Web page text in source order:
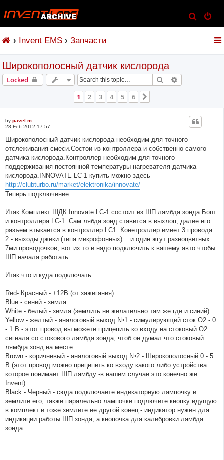
e
Invent EMS Запчасти
Широкополосный датчик кислорода
Locked Search
1
2 3 4 5 6
by pavel m
28 Feb 2012 17:57
Широкополосный датчик кислорода необходим для точного
отслеживания смеси.Состои из контроллера и собственно самого
датчика кислорода.Контроллер необходим для точного
поддерживания постоянной температуры нагревателя датчика
кислорода.INNOVATE LC-1 купить можно здесь
http://clubturbo.ru/market/elektronika/innovate/
Теперь подключение:
Итак Комплект ШДК Innovate LC-1 состоит из ШП лямбда зонда Бош
и контроллера LC-1. Сам лябда зонд ставится в выхлоп, далее его
разъем втыкается в контроллер LC1. Конетроллер имеет 3 провода:
2 - выходы джеки (типа микрофонных)... и один жгут разноцветных
7ми проводочков, вот их то и надо подключить к вашему авто чтобы
ШП начала работать.
Итак что и куда подключать:
Red- Красный - +12В (от зажигания)
Blue - синий - земля
White - белый - земля (землить не желательно там же где и синий)
Yellow - желтый - аналоговый выход №1 - симулирующий сток О2 - 0
- 1 В - этот провод вы можете прицепить ко входу на стоковый О2
сигнала со стокового лямбда зонда, чтоб он думал что стоковый
лямбда зонд на месте
Brown - коричневый - аналоговый выход №2 - Широкополосный 0 - 5
В (этот провод можно прицепить ко входу какого либо устройства
которое понимает ШП лямбду -в нашем случае это конечно же
Invent)
Black - Черный - сюда подключаете индикаторную лампочку и
землите его, также паралельно лампочке подлючите кнопку идущую
в комплект и тоже землите ее другой конец - индикатор нужен для
индикации работы ШП зонда, а кнопочка для калибровки лямбда
зонда